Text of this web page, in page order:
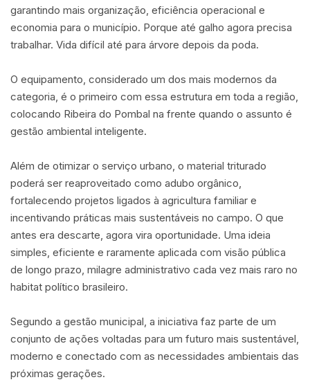
garantindo mais organização, eficiência operacional e
economia para o município. Porque até galho agora precisa
trabalhar. Vida difícil até para árvore depois da poda.
O equipamento, considerado um dos mais modernos da
categoria, é o primeiro com essa estrutura em toda a região,
colocando Ribeira do Pombal na frente quando o assunto é
gestão ambiental inteligente.
Além de otimizar o serviço urbano, o material triturado
poderá ser reaproveitado como adubo orgânico,
fortalecendo projetos ligados à agricultura familiar e
incentivando práticas mais sustentáveis no campo. O que
antes era descarte, agora vira oportunidade. Uma ideia
simples, eficiente e raramente aplicada com visão pública
de longo prazo, milagre administrativo cada vez mais raro no
habitat político brasileiro.
Segundo a gestão municipal, a iniciativa faz parte de um
conjunto de ações voltadas para um futuro mais sustentável,
moderno e conectado com as necessidades ambientais das
próximas gerações.